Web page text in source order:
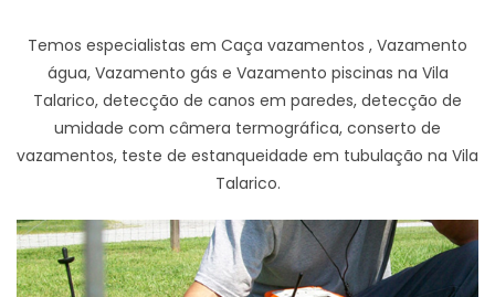
Temos especialistas em Caça vazamentos , Vazamento
água, Vazamento gás e Vazamento piscinas na Vila
Talarico, detecção de canos em paredes, detecção de
umidade com câmera termográfica, conserto de
vazamentos, teste de estanqueidade em tubulação na Vila
Talarico.